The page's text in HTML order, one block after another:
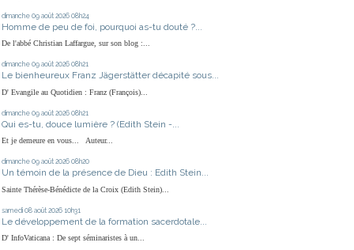
dimanche 09 août 2026 08h24
Homme de peu de foi, pourquoi as-tu douté ?...
De l'abbé Christian Laffargue, sur son blog :...
dimanche 09 août 2026 08h21
Le bienheureux Franz Jägerstätter décapité sous...
D' Evangile au Quotidien : Franz (François)...
dimanche 09 août 2026 08h21
Qui es-tu, douce lumière ? (Edith Stein -...
Et je demeure en vous... Auteur...
dimanche 09 août 2026 08h20
Un témoin de la présence de Dieu : Edith Stein...
Sainte Thérèse-Bénédicte de la Croix (Edith Stein)...
samedi 08 août 2026 10h31
Le développement de la formation sacerdotale...
D' InfoVaticana : De sept séminaristes à un...